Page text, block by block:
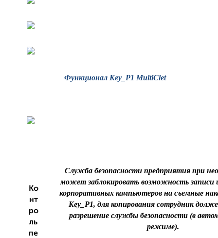
Функционал Key_P1 MultiClet
Ко
нт
ро
ль
пе
Служба безопасности предприятия при
может заблокировать возможность записи
корпоративных компьютеров на съемные
Key_P1, для копирования сотрудник
разрешение службы безопасности (в
режиме).